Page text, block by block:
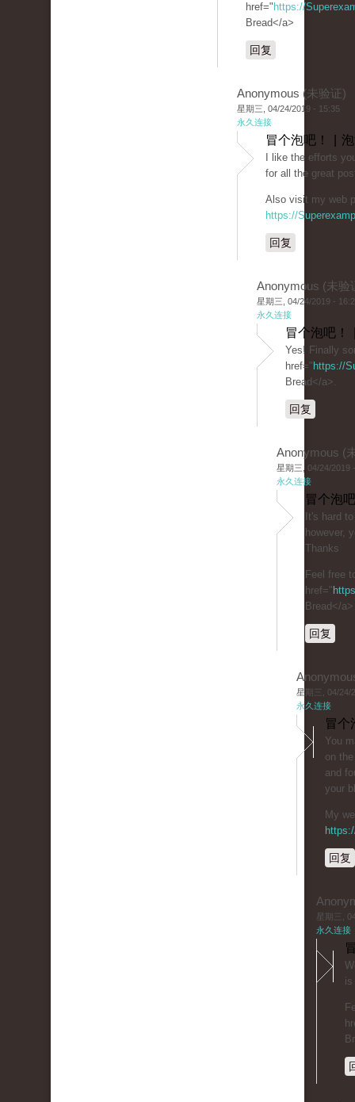
href=" https://
Bread</a>
回复
Anonymous (未验证)
星期三, 04/24/2019 - 15:35
永久连接
冒个泡吧！ |
I like the efforts
for all the great
Also visit my web
https://
回复
Anonymous (未验
星期三, 04/24/2019 -
永久连接
冒个泡吧！
Yes! Finally
href=" https://
Bread</a>.
回复
Anonymous (
星期三, 04/24/2019
永久连接
冒个泡
It's hard
however,
Thanks
Feel free
href="
Bread</a>
回复
星期三, 04/24/
永久连接
冒个
You
on
and
your
My
回复
星期三,
永久连接
is